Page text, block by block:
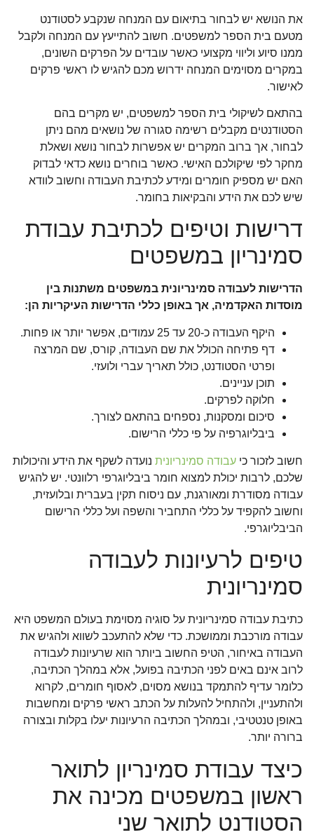
את הנושא יש לבחור בתיאום עם המנחה שנקבע לסטודנט
מטעם בית הספר למשפטים. חשוב להתייעץ עם המנחה ולקבל
ממנו סיוע וליווי מקצועי כאשר עובדים על הפרקים השונים,
במקרים מסוימים המנחה ידרוש מכם להגיש לו ראשי פרקים
לאישור.
בהתאם לשיקולי בית הספר למשפטים, יש מקרים בהם
הסטודנטים מקבלים רשימה סגורה של נושאים מהם ניתן
לבחור, אך ברוב המקרים יש אפשרות לבחור נושא ושאלת
מחקר לפי שיקולכם האישי. כאשר בוחרים נושא כדאי לבדוק
האם יש מספיק חומרים ומידע לכתיבת העבודה וחשוב לוודא
שיש לכם את הידע והבקיאות בחומר.
דרישות וטיפים לכתיבת עבודת
סמינריון במשפטים
הדרישות לעבודה סמינריונית במשפטים משתנות בין
מוסדות האקדמיה, אך באופן כללי הדרישות העיקריות הן:
היקף העבודה כ-20 עד 25 עמודים, אפשר יותר או פחות.
דף פתיחה הכולל את שם העבודה, קורס, שם המרצה
ופרטי הסטודנט, כולל תאריך עברי ולועזי.
תוכן עניינים.
חלוקה לפרקים.
סיכום ומסקנות, נספחים בהתאם לצורך.
ביבליוגרפיה על פי כללי הרישום.
חשוב לזכור כי עבודה סמינריונית נועדה לשקף את הידע והיכולות
שלכם, לרבות יכולת למצוא חומר ביבליוגרפי רלוונטי. יש להגיש
עבודה מסודרת ומאורגנת, עם ניסוח תקין בעברית ובלועזית,
וחשוב להקפיד על כללי התחביר והשפה ועל כללי הרישום
הביבליוגרפי.
טיפים לרעיונות לעבודה
סמינריונית
כתיבת עבודה סמינריונית על סוגיה מסוימת בעולם המשפט היא
עבודה מורכבת וממושכת. כדי שלא להתעכב לשווא ולהגיש את
העבודה באיחור, הטיפ החשוב ביותר הוא שרעיונות לעבודה
לרוב אינם באים לפני הכתיבה בפועל, אלא במהלך הכתיבה,
כלומר עדיף להתמקד בנושא מסוים, לאסוף חומרים, לקרוא
ולהתעניין, ולהתחיל להעלות על הכתב ראשי פרקים ומחשבות
באופן טנטטיבי, ובמהלך הכתיבה הרעיונות יעלו בקלות ובצורה
ברורה יותר.
כיצד עבודת סמינריון לתואר
ראשון במשפטים מכינה את
הסטודנט לתואר שני